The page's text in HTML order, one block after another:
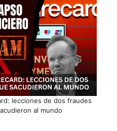
lecciones de dos fraudes
al mundo